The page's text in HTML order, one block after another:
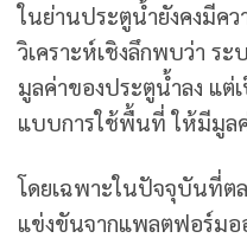
ในย่านประตูน้ำยังคงมีคว
วิเคราะห์เชิงลึกพบว่า ร
มูลค่าของประตูน้ำลง แต่
แบบการใช้พื้นที่ ให้มีมูล
โดยเฉพาะในปัจจุบันที่ต
แข่งขันจากแพลตฟอร์มอ